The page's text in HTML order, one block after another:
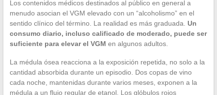
Los contenidos médicos destinados al público en general a
menudo asocian el VGM elevado con un “alcoholismo” en el
sentido clínico del término. La realidad es más graduada. Un
consumo diario, incluso calificado de moderado, puede ser
suficiente para elevar el VGM en algunos adultos.
La médula ósea reacciona a la exposición repetida, no solo a la
cantidad absorbida durante un episodio. Dos copas de vino
cada noche, mantenidas durante varios meses, exponen a la
médula a un flujo regular de etanol. Los glóbulos rojos